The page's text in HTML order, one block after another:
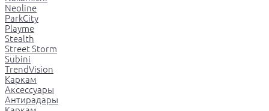
Neoline
ParkCity
Playme
Stealth
Street Storm
Subini
TrendVision
Каркам
Аксессуары
Антирадары